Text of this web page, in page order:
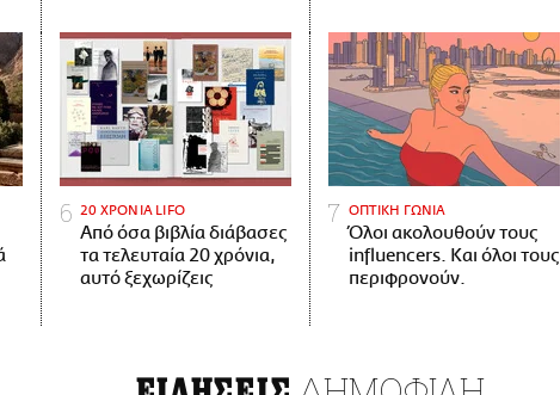
20 ΧΡΟΝΙΑ LIFO
Από όσα βιβλία διάβασες
τα τελευταία 20 χρόνια,
αυτό ξεχωρίζεις
ΟΠΤΙΚΗ ΓΩΝΙΑ
Όλοι ακολουθούν τους
influencers. Και όλοι τους
περιφρονούν.